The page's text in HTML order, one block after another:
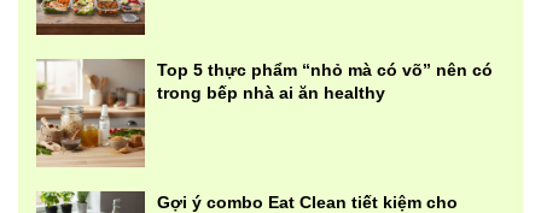
Top 5 thực phẩm “nhỏ mà có võ” nên có
trong bếp nhà ai ăn healthy
Gợi ý combo Eat Clean tiết kiệm cho